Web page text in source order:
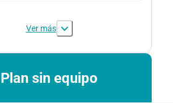
Ver más
Plan sin equipo